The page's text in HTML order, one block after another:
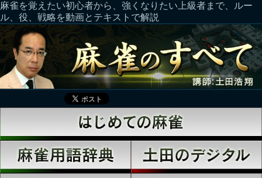
麻雀を覚えたい初心者から、強くなりたい上級者まで、ルー
ル、役、戦略を動画とテキストで解説